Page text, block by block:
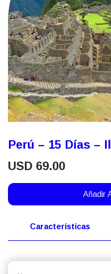
Perú – 15 Días –
USD 69.00
Añadir
Características